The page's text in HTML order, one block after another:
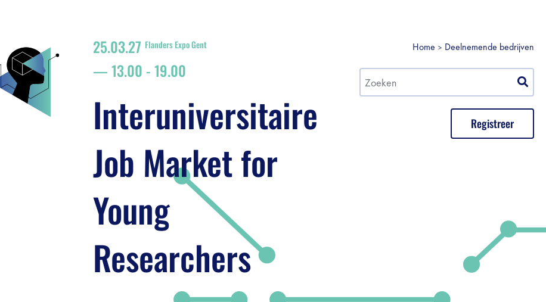
Home Deelnemende bedrijven
Registreer
25.03.27 Flanders Expo Gent
13.00 -19.00
Interuniversitaire
Job Market for
Young
Researchers